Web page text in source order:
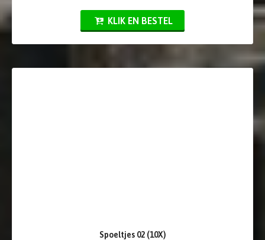
KLIK EN BESTEL
Spoeltjes 02 (10X)